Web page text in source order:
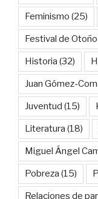
Feminismo (25)
Festival de Otoño
Historia (32)
Juan Gómez-
Juventud (15)
Literatura (18)
Miguel Ángel
Pobreza (15)
Relaciones de